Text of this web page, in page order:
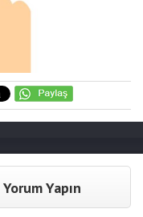
Yorum Yapın